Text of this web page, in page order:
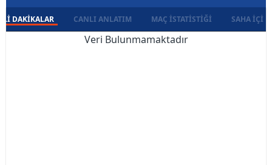
DAKIKALAR CANLI ANLATIM MAÇ İSTATISTIĞI SAHA İÇI
Veri Bulunmamaktadır